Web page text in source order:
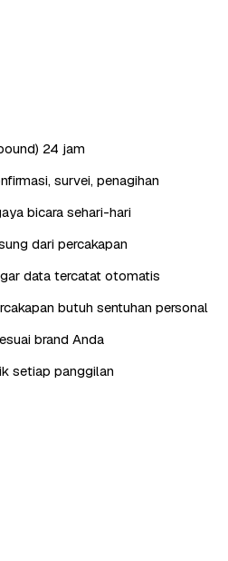
24 jam
survei, penagihan
bicara sehari-hari
dari percakapan
data tercatat otomatis
butuh sentuhan personal
brand Anda
setiap panggilan